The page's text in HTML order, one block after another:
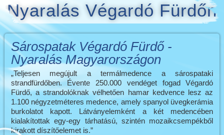
Nyaralás Végardó Fürdőn
Sárospatak Végardó Fürdő -
Nyaralás Magyarországon
„Teljesen megújult a termálmedence a sárospataki
strandfürdőben. Évente 250.000 vendéget fogad Végardó
Fürdő, a strandolóknak vélhetően hamar kedvence lesz az
1.100 négyzetméteres medence, amely spanyol üvegkerámia
burkolatot kapott. Látványelemként a két medencében
kialakítottak egy-egy tárhatású, szintén mozaikcsempékből
kirakott díszítőelemet is.”